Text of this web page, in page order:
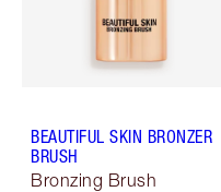
BEAUTIFUL SKIN BRONZER
BRUSH
Bronzing Brush